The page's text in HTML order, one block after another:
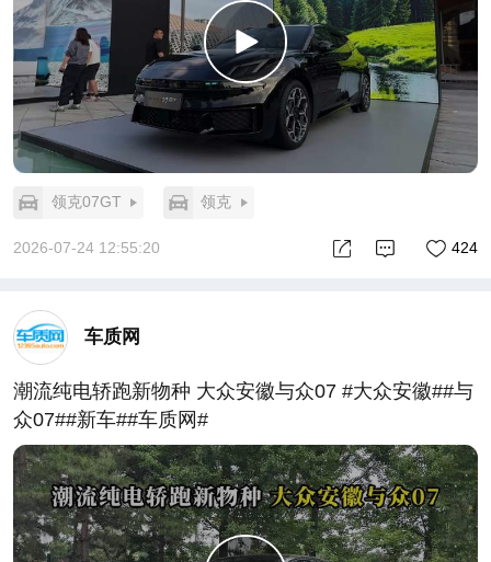
领克07GT 领克
2026-07-24 12:55:20 424
车质网
潮流纯电轿跑新物种 大众安徽与众07 #大众安徽##与
众07##新车##车质网#